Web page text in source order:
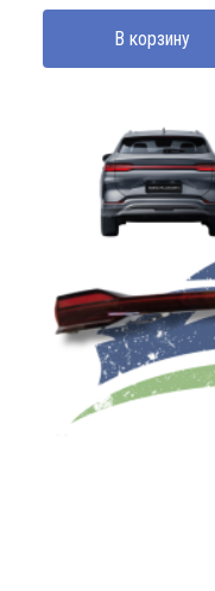
составляла
3100000 UZS.
2180000 UZS.
В корзину